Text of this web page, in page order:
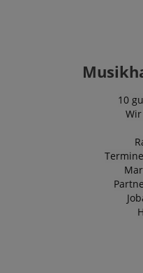
10
Datenschutzerklärung